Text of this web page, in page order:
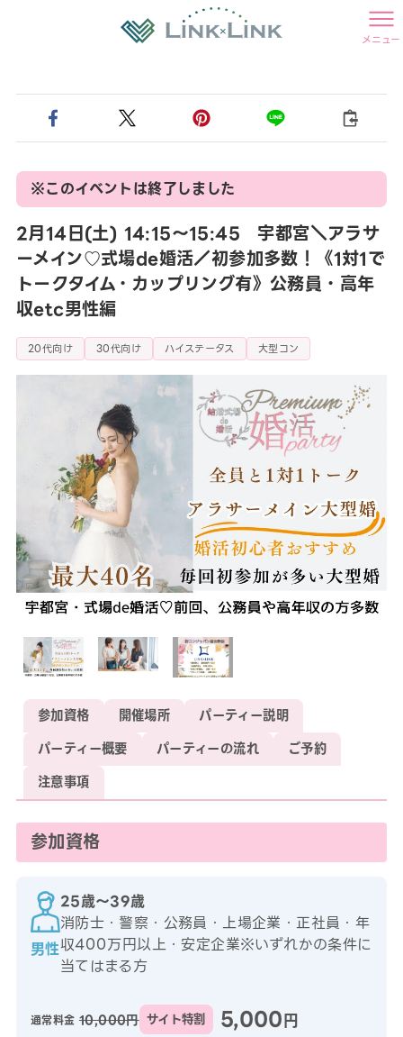
メニュー
※このイベントは終了しました
2月14日(土) 14:15〜15:45 宇都宮＼アラサ
ーメイン♡式場de婚活／初参加多数！《1対1で
トークタイム・カップリング有》公務員・高年
収etc男性編
20代向け 30代向け ハイステータス 大型コン
参加資格 開催場所
パーティー説明
パーティー概要
パーティーの流れ
ご予約
注意事項
参加資格
男性
25歳〜39歳
消防士・警察・公務員・上場企業・正社員・年
収400万円以上・安定企業※いずれかの条件に
当てはまる方
通常料金 10,000円 サイト特割 5,000円